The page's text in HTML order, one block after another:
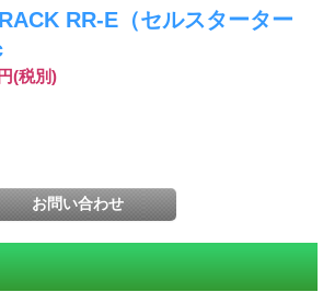
RR-E（セルスターター
(税別)